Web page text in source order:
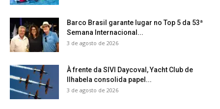
Barco Brasil garante lugar no Top 5 da 53ª
Semana Internacional...
3 de agosto de 2026
À frente da SIVI Daycoval, Yacht Club de
Ilhabela consolida papel...
3 de agosto de 2026